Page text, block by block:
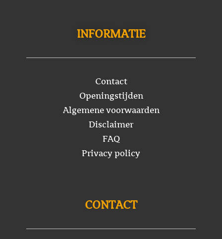
INFORMATIE
Contact
Openingstijden
Algemene voorwaarden
Disclaimer
FAQ
Privacy policy
CONTACT